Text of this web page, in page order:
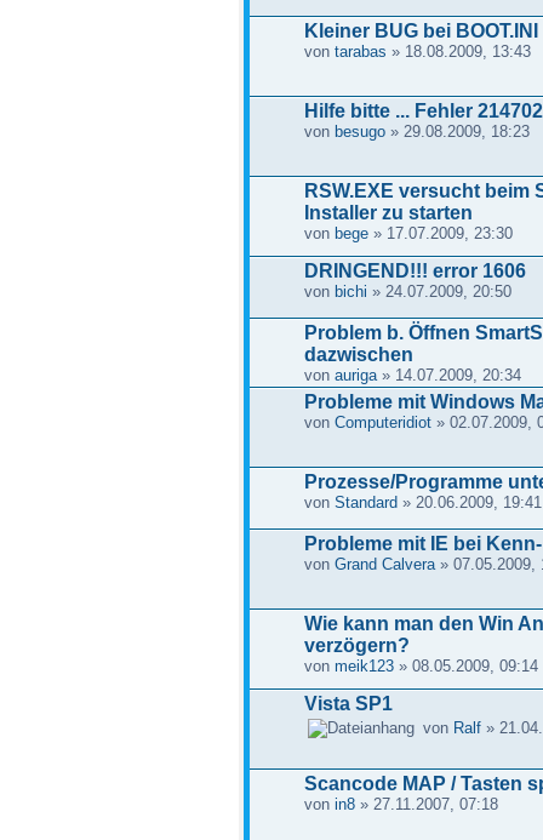
Kleiner BUG bei
von tarabas » 18.08.2009, 13:43
Hilfe bitte ... Fehler
von besugo» 29.08.2009, 18:23
RSW.EXE versucht beim
Installer zu starten
von bege» 17.07.2009, 23:30
DRINGEND!!! error 1606
von bichi » 24.07.2009, 20:50
Problem b. Öffnen
dazwischen
von auriga» 14.07.2009, 20:34
Probleme mit Windows
von Computeridiot» 02.07.2009,
Prozesse/Programme
von Standard » 20.06.2009, 19:41
Probleme mit IE bei
von Grand Calvera» 07.05.2009,
Wie kann man den Win
verzögern?
von meik123» 08.05.2009, 09:14
Vista SP1
von Ralf»
Scancode MAP / Tasten
von in8» 27.11.2007, 07:18